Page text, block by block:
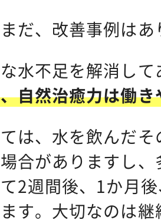
だ、改善事例は
水不足を解消し
自然治癒力は働
は、水を飲んだ
合がありますし
2週間後、1か月
す。大切なのは